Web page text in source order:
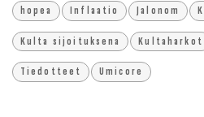
hopea Inflaatio Jalonom
Kulta sijoituksena Kultaharkot
Tiedotteet Umicore